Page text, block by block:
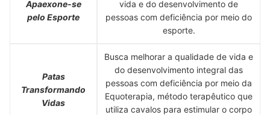
Apaexone-se
pelo Esporte
vida e do desenvolvimento de
pessoas com deficiência por meio do
esporte.
Patas
Transformando
Vidas
Busca melhorar a qualidade de vida e
do desenvolvimento integral das
pessoas com deficiência por meio da
Equoterapia, método terapêutico que
utiliza cavalos para estimular o corpo